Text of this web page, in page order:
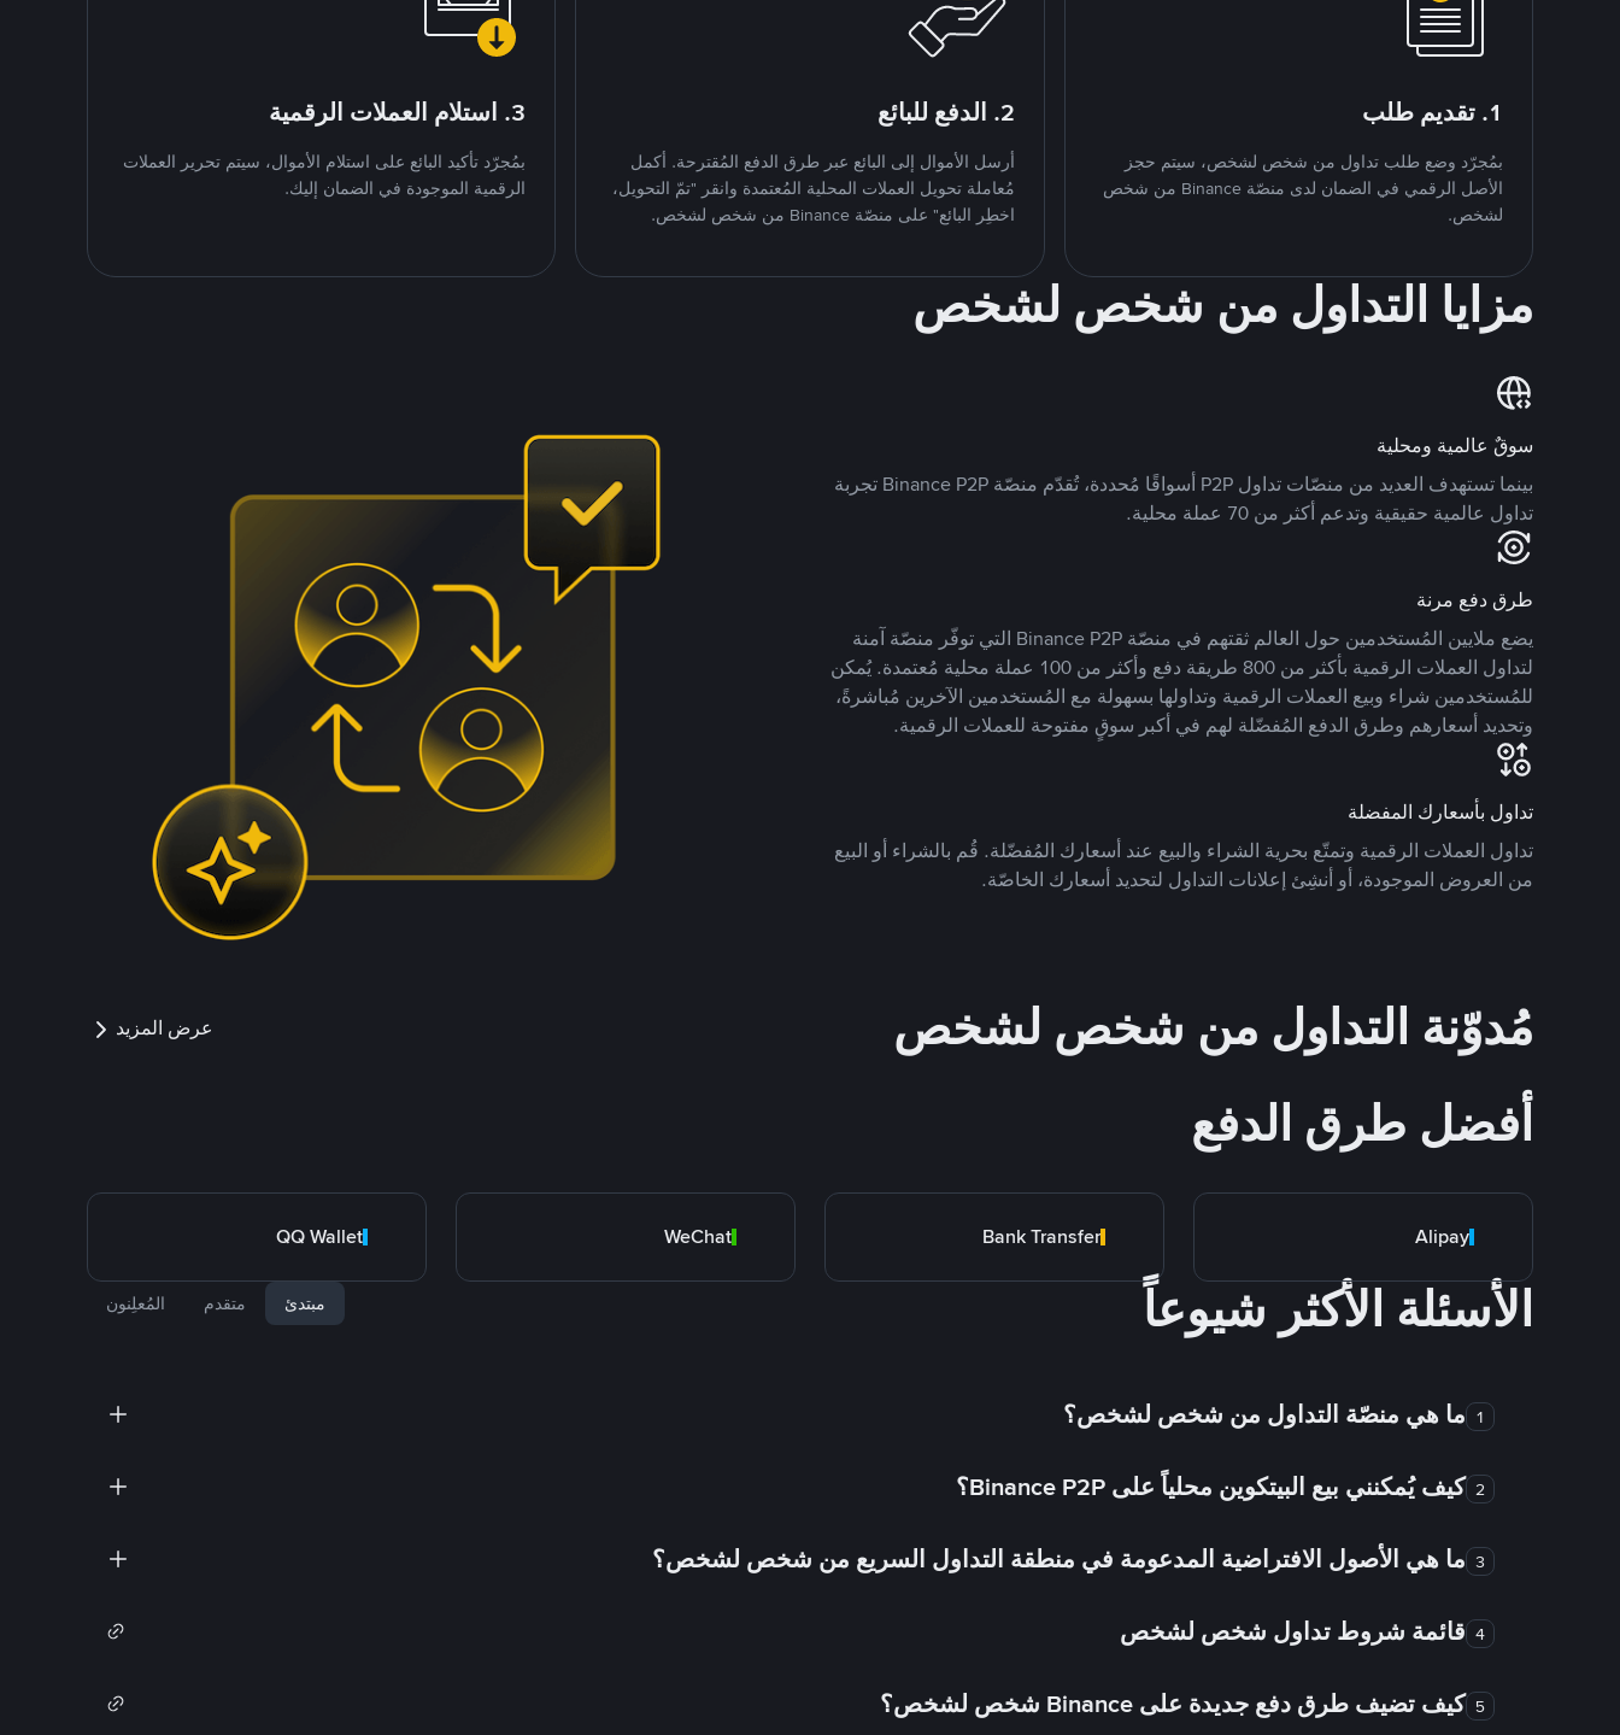
1. تقديم طلب
بمُجرّد وضع طلب تداول من شخص لشخص، سيتم حجز
الأصل الرقمي في الضمان لدى منصّة Binance من شخص
لشخص.
2. الدفع للبائع
أرسل الأموال إلى البائع عبر طرق الدفع المُقترحة. أكمل
مُعاملة تحويل العملات المحلية المُعتمدة وانقر "تمّ التحويل،
اخطِر البائع" على منصّة Binance من شخص لشخص.
3. استلام العملات الرقمية
بمُجرّد تأكيد البائع على استلام الأموال، سيتم تحرير العملات
الرقمية الموجودة في الضمان إليك.
مزايا التداول من شخص لشخص
سوقٌ عالمية ومحلية
بينما تستهدف العديد من منصّات تداول P2P أسواقًا مُحددة، تُقدّم منصّة Binance P2P تجربة
تداول عالمية حقيقية وتدعم أكثر من 70 عملة محلية.
طرق دفع مرنة
يضع ملايين المُستخدمين حول العالم ثقتهم في منصّة Binance P2P التي توفّر منصّة آمنة
لتداول العملات الرقمية بأكثر من 800 طريقة دفع وأكثر من 100 عملة محلية مُعتمدة. يُمكن
للمُستخدمين شراء وبيع العملات الرقمية وتداولها بسهولة مع المُستخدمين الآخرين مُباشرةً،
وتحديد أسعارهم وطرق الدفع المُفضّلة لهم في أكبر سوقٍ مفتوحة للعملات الرقمية.
تداول بأسعارك المفضلة
تداول العملات الرقمية وتمتّع بحرية الشراء والبيع عند أسعارك المُفضّلة. قُم بالشراء أو البيع
من العروض الموجودة، أو أنشِئ إعلانات التداول لتحديد أسعارك الخاصّة.
مُدوّنة التداول من شخص لشخص عرض المزيد
أفضل طرق الدفع
Alipay
Bank Transfer
WeChat
QQ Wallet
الأسئلة الأكثر شيوعاً مبتدئ متقدم المُعلِنون
1 ما هي منصّة التداول من شخص لشخص؟
2 كيف يُمكنني بيع البيتكوين محلياً على Binance P2P؟
3 ما هي الأصول الافتراضية المدعومة في منطقة التداول السريع من شخص لشخص؟
4 قائمة شروط تداول شخص لشخص
5 كيف تضيف طرق دفع جديدة على Binance شخص لشخص؟